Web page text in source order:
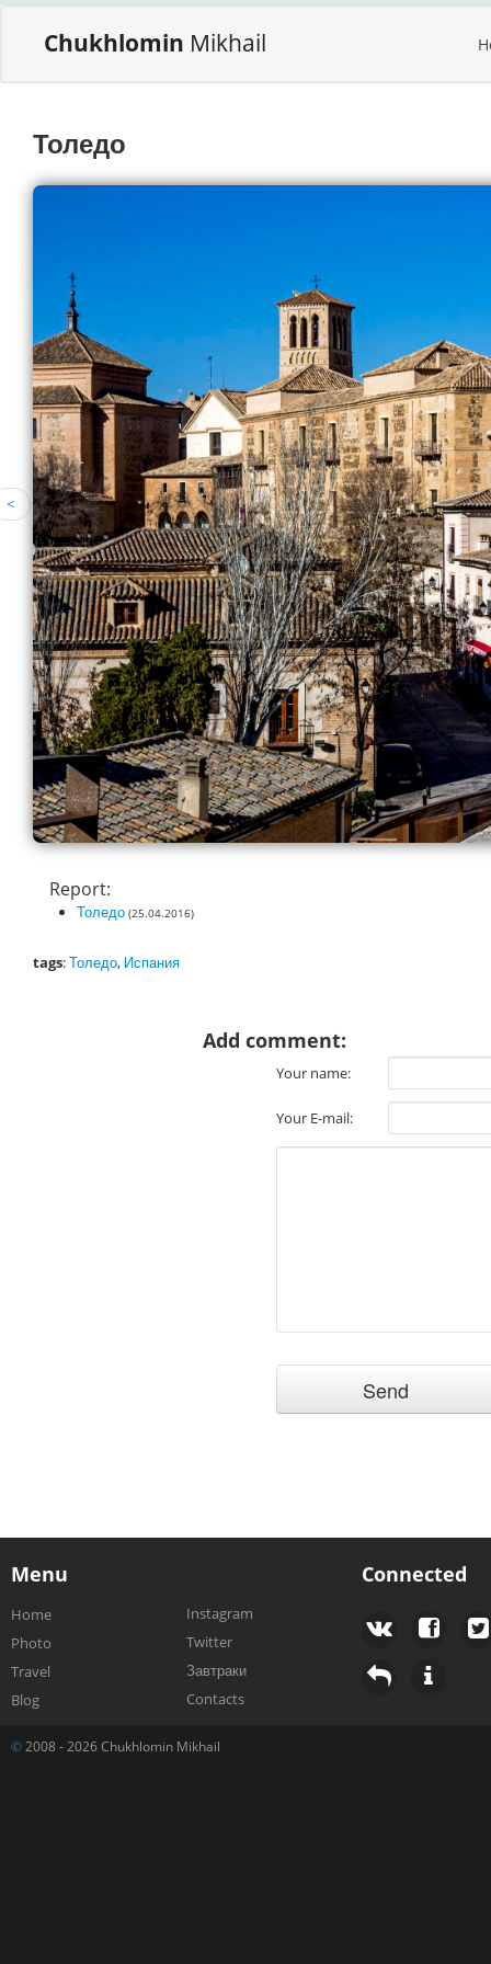
Chukhlomin Mikhail
Толедо
<
Report:
Толедо (25.04.2016)
tags:Толедо, Испания
Add comment:
Your name:
Your E-mail:
Menu
Home
Photo
Travel
Blog
Instagram
Twitter
Завтраки
Contacts
Connected
© 2008 - 2026 Chukhlomin Mikhail